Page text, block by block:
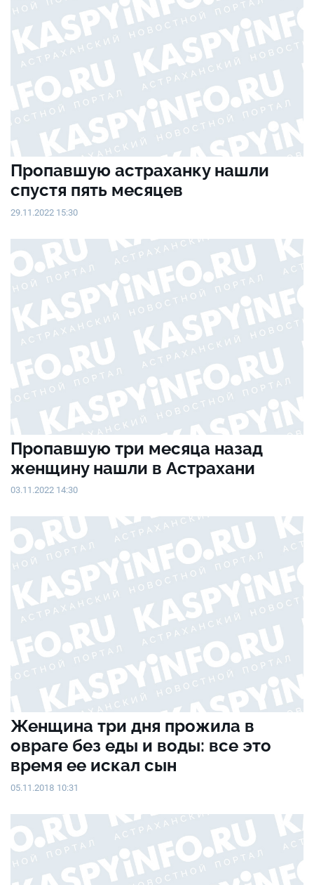
Пропавшую астраханку нашли
спустя пять месяцев
29.11.2022 15:30
Пропавшую три месяца назад
женщину нашли в Астрахани
03.11.2022 14:30
Женщина три дня прожила в
овраге без еды и воды: все это
время ее искал сын
05.11.2018 10:31